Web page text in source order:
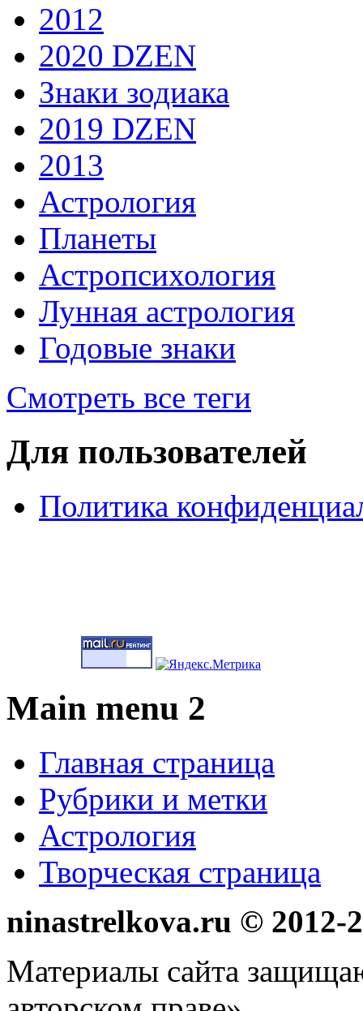
2012
2020 DZEN
Знаки зодиака
2019 DZEN
2013
Астрология
Планеты
Астропсихология
Лунная астрология
Годовые знаки
Смотреть все теги
Для пользователей
Политика
Main menu 2
Главная страница
Рубрики и метки
Астрология
Творческая страница
ninastrelkova.ru © 2012-
Материалы сайта